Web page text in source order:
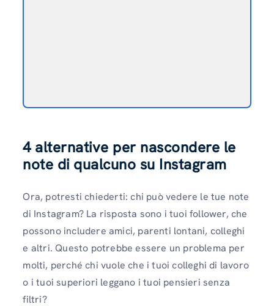
4 alternative per nascondere le
note di qualcuno su Instagram
Ora, potresti chiederti: chi può vedere le tue note
di Instagram? La risposta sono i tuoi follower, che
possono includere amici, parenti lontani, colleghi
e altri. Questo potrebbe essere un problema per
molti, perché chi vuole che i tuoi colleghi di lavoro
o i tuoi superiori leggano i tuoi pensieri senza
filtri?